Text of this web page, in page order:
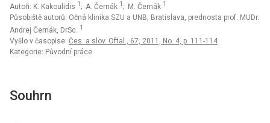
Autoři: K. Kakoulidis 1 ; A. Černák 1 ; M. Černák 1
Působiště autorů: Očná klinika SZU a UNB, Bratislava, prednosta prof. MUDr.
Andrej Černák, DrSc. 1
Vyšlo v časopise: Čes. a slov. Oftal., 67, 2011, No. 4, p. 111-114
Kategorie: Původní práce
Souhrn